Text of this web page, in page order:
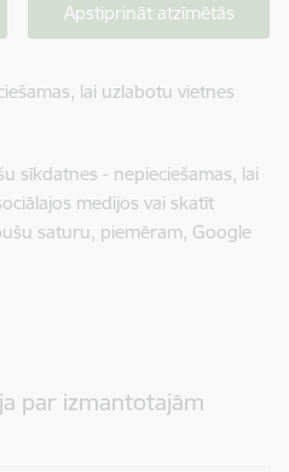
Apstiprināt atzīmētās
lai uzlabotu vietnes
sīkdatnes - nepieciešamas, lai
medijos vai skatīt
saturu, piemēram, Google
par izmantotajām